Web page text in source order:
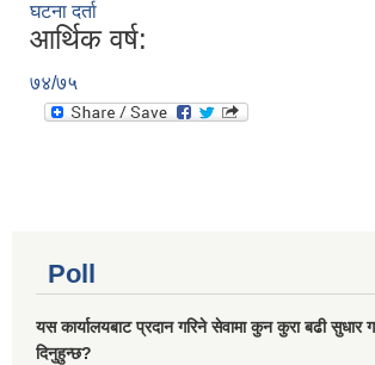
घटना दर्ता
आर्थिक वर्ष:
७४/७५
Poll
यस कार्यालयबाट प्रदान गरिने सेवामा कुन कुरा बढी सुधार
दिनुहुन्छ?